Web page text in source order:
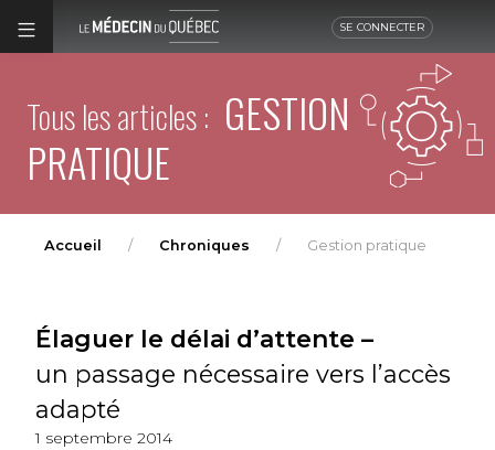
SE CONNECTER
Tous les articles : GESTION
PRATIQUE
Accueil Chroniques Gestion pratique
Élaguer le délai d’attente –
un passage nécessaire vers l’accès
adapté
1 septembre 2014